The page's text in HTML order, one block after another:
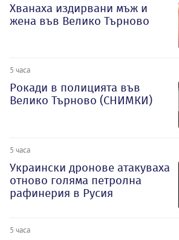
Хванаха издирвани мъж и
жена във Велико Търново
5 часа
Рокади в полицията във
Велико Търново (СНИМКИ)
5 часа
Украински дронове атакуваха
отново голяма петролна
рафинерия в Русия
5 часа